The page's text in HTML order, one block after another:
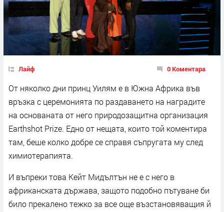
Лайф 0 Коментара
От няколко дни принц Уилям е в Южна Африка във
връзка с церемонията по раздаването на наградите
на основаната от него природозащитна организация
Earthshot Prize. Едно от нещата, които той коментира
там, беше колко добре се справя съпругата му след
химиотерапията.
И въпреки това Кейт Мидълтън не е с него в
африканската държава, защото подобно пътуване би
било прекалено тежко за все още възстановяващия й